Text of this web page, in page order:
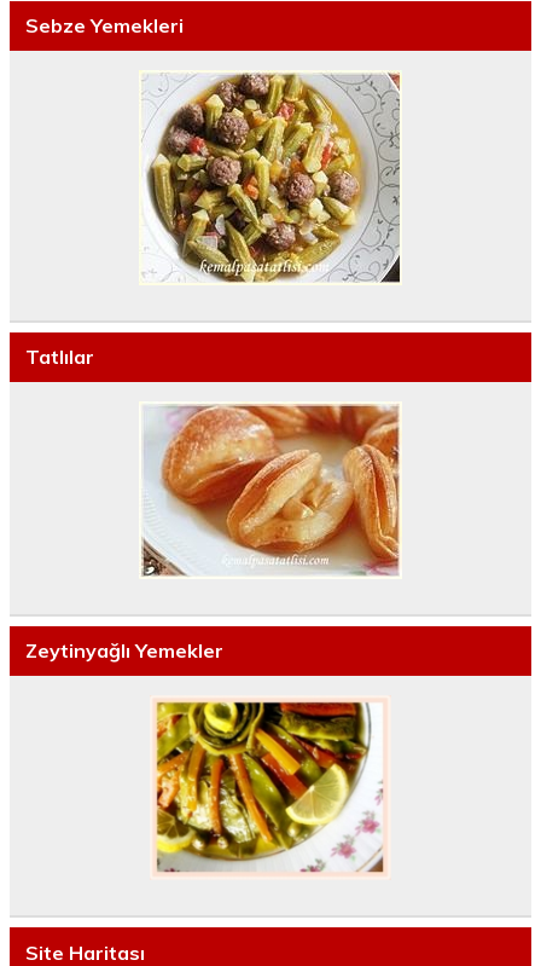
Sebze Yemekleri
Tatlılar
Zeytinyağlı Yemekler
Site Haritası